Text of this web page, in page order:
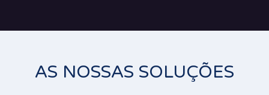
AS NOSSAS SOLUÇÕES